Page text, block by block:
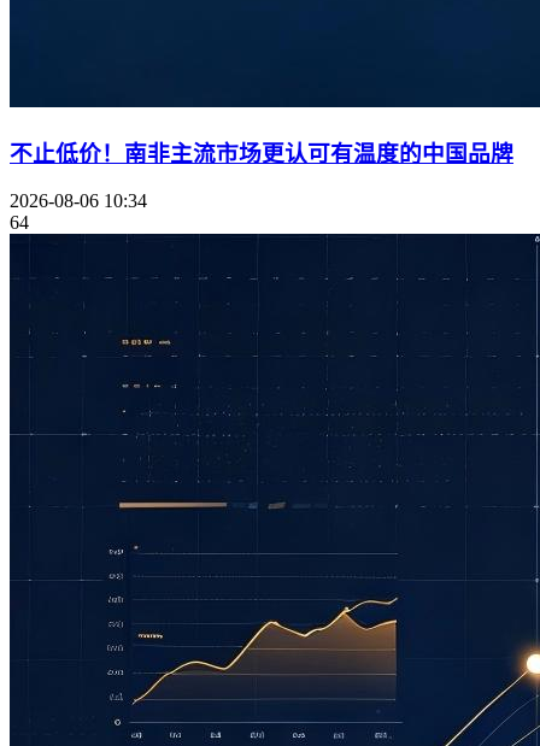
不止低价！南非主流市场更认可有温度的中国品牌
2026-08-06 10:34
64